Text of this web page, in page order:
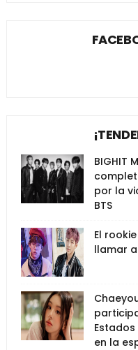
BIGHIT
por la
BTS
El
llamar a
en la